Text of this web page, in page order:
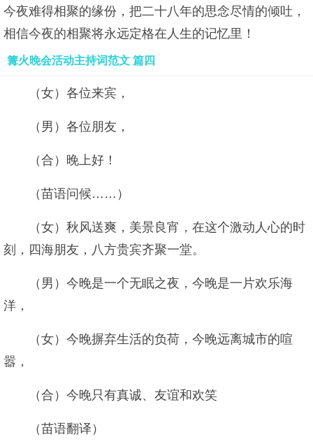
今夜难得相聚的缘份，把二十八年的思念尽情的倾吐，
相信今夜的相聚将永远定格在人生的记忆里！
篝火晚会活动主持词范文 篇四
（女）各位来宾，
（男）各位朋友，
（合）晚上好！
（苗语问候……）
（女）秋风送爽，美景良宵，在这个激动人心的时
刻，四海朋友，八方贵宾齐聚一堂。
（男）今晚是一个无眠之夜，今晚是一片欢乐海
洋，
（女）今晚摒弃生活的负荷，今晚远离城市的喧
嚣，
（合）今晚只有真诚、友谊和欢笑
（苗语翻译）